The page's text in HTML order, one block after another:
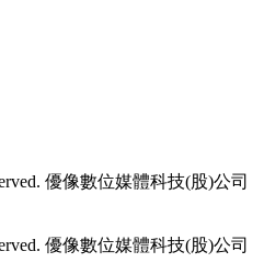
優像數位媒體科技(股)公司
優像數位媒體科技(股)公司